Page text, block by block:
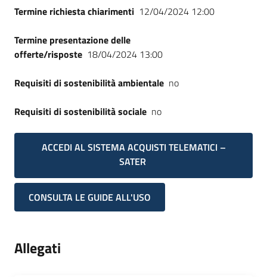
Termine richiesta chiarimenti 12/04/2024 12:00
Termine presentazione delle
offerte/risposte 18/04/2024 13:00
Requisiti di sostenibilità ambientale no
Requisiti di sostenibilità sociale no
ACCEDI AL SISTEMA ACQUISTI TELEMATICI –
SATER
CONSULTA LE GUIDE ALL'USO
Allegati